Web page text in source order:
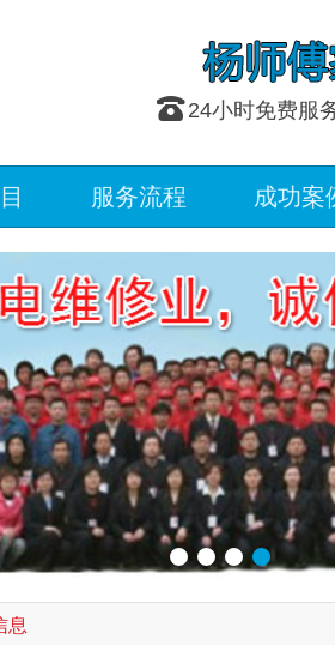
󰇯 24小时免费服
服务流程 成功案
息